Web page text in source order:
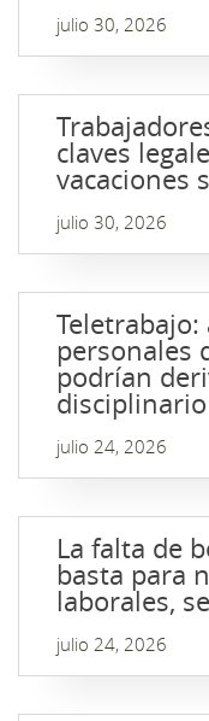
julio 30, 2026
claves
vacaciones
julio 30, 2026
Teletrabajo:
personales
podrían
disciplinario
julio 24, 2026
La falta de
basta para
laborales,
julio 24, 2026